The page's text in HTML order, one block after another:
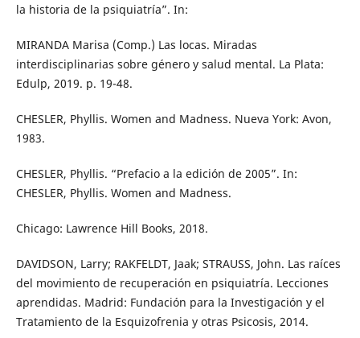
la historia de la psiquiatría”. In:
MIRANDA Marisa (Comp.) Las locas. Miradas
interdisciplinarias sobre género y salud mental. La Plata:
Edulp, 2019. p. 19-48.
CHESLER, Phyllis. Women and Madness. Nueva York: Avon,
1983.
CHESLER, Phyllis. “Prefacio a la edición de 2005”. In:
CHESLER, Phyllis. Women and Madness.
Chicago: Lawrence Hill Books, 2018.
DAVIDSON, Larry; RAKFELDT, Jaak; STRAUSS, John. Las raíces
del movimiento de recuperación en psiquiatría. Lecciones
aprendidas. Madrid: Fundación para la Investigación y el
Tratamiento de la Esquizofrenia y otras Psicosis, 2014.